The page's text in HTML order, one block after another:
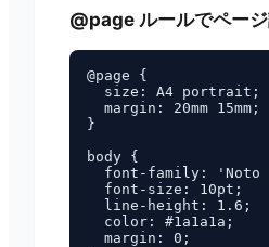
@page ルールでペー
@page {
  size: A4 portrait;
  margin: 20mm 15mm;
}
body {
font-family: 'Noto
  font-size: 10pt;
  line-height: 1.6;
  color: #1a1a1a;
  margin: 0;